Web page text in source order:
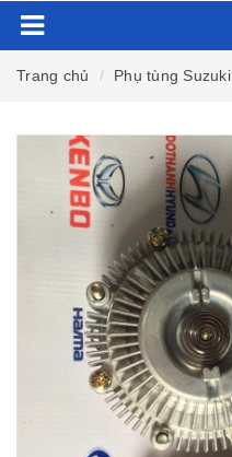
Trang chủ Phụ tùng Suzuki